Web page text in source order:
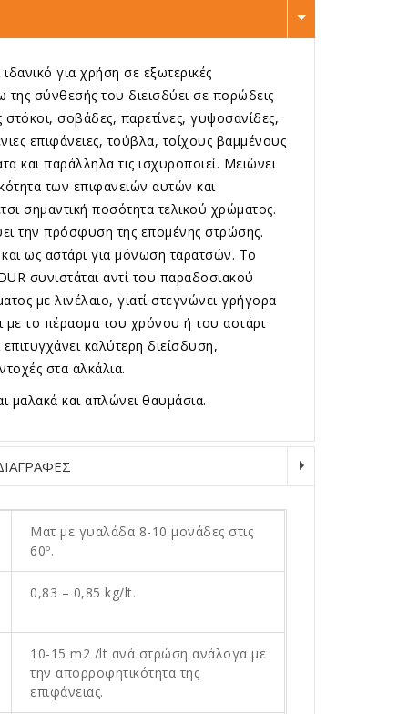
για χρήση σε εξωτερικές
της σύνθεσής του διεισδύει σε πορώδεις
στόκοι, σοβάδες, παρετίνες, γυψοσανίδες,
επιφάνειες, τούβλα, τοίχους βαμμένους
και παράλληλα τις ισχυροποιεί. Μειώνει
των επιφανειών αυτών και
σημαντική ποσότητα τελικού χρώματος.
την πρόσφυση της επομένης στρώσης.
και ως αστάρι για μόνωση ταρατσών. Το
συνιστάται αντί του παραδοσιακού
με λινέλαιο, γιατί στεγνώνει γρήγορα
με το πέρασμα του χρόνου ή του αστάρι
επιτυγχάνει καλύτερη διείσδυση,
στα αλκάλια.
μαλακά και απλώνει θαυμάσια.
Ματ με γυαλάδα 8-10 μονάδες στις
60º.
0,83 – 0,85 kg/lt.
10-15 m2 /lt ανά στρώση ανάλογα με
την απορροφητικότητα της
επιφάνειας.